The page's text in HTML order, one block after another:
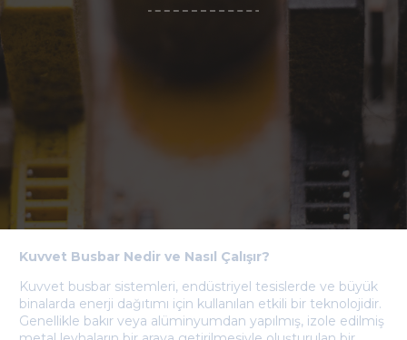
Kuvvet Busbar Nedir ve Nasıl Çalışır?
Kuvvet busbar sistemleri, endüstriyel tesislerde ve büyük
binalarda enerji dağıtımı için kullanılan etkili bir teknolojidir.
Genellikle bakır veya alüminyumdan yapılmış, izole edilmiş